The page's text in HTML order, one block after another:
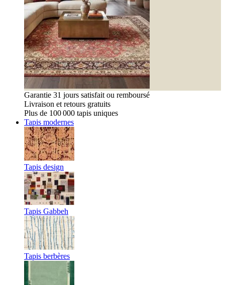
Garantie 31 jours satisfait ou remboursé
Livraison et retours gratuits
Plus de 100 000 tapis uniques
Tapis modernes
Tapis design
Tapis Gabbeh
Tapis berbères